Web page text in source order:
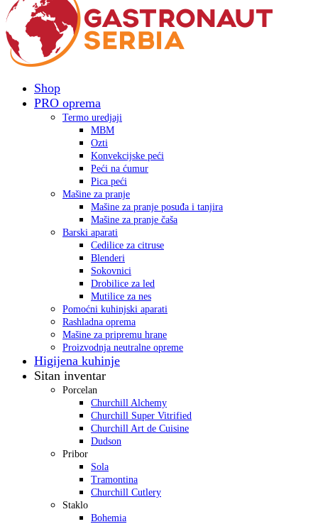
Shop
PRO oprema
Termo uredjaji
MBM
Ozti
Konvekcijske peći
Peći na ćumur
Pica peći
Mašine za pranje
Mašine za pranje posuđa i tanjira
Mašine za pranje čaša
Barski aparati
Cedilice za citruse
Blenderi
Sokovnici
Drobilice za led
Mutilice za nes
Pomoćni kuhinjski aparati
Rashladna oprema
Mašine za pripremu hrane
Proizvodnja neutralne opreme
Higijena kuhinje
Sitan inventar
Porcelan
Churchill Alchemy
Churchill Super Vitrified
Churchill Art de Cuisine
Dudson
Pribor
Sola
Tramontina
Churchill Cutlery
Staklo
Bohemia